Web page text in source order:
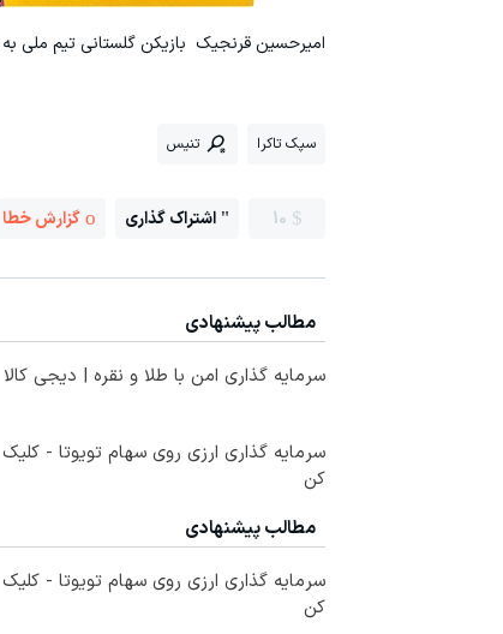
امیرحسین قرنجیک بازیکن گلستانی تیم ملی
سپک تاکرا تنیس
10 اشتراک گذاری گزارش خطا
مطالب پیشنهادی
سرمایه گذاری امن با طلا و نقره | دیجی کالا
سرمایه گذاری ارزی روی سهام تویوتا - کلیک
کن
مطالب پیشنهادی
سرمایه گذاری ارزی روی سهام تویوتا - کلیک
کن